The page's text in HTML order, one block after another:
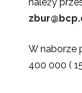
W naborze
400 000 (